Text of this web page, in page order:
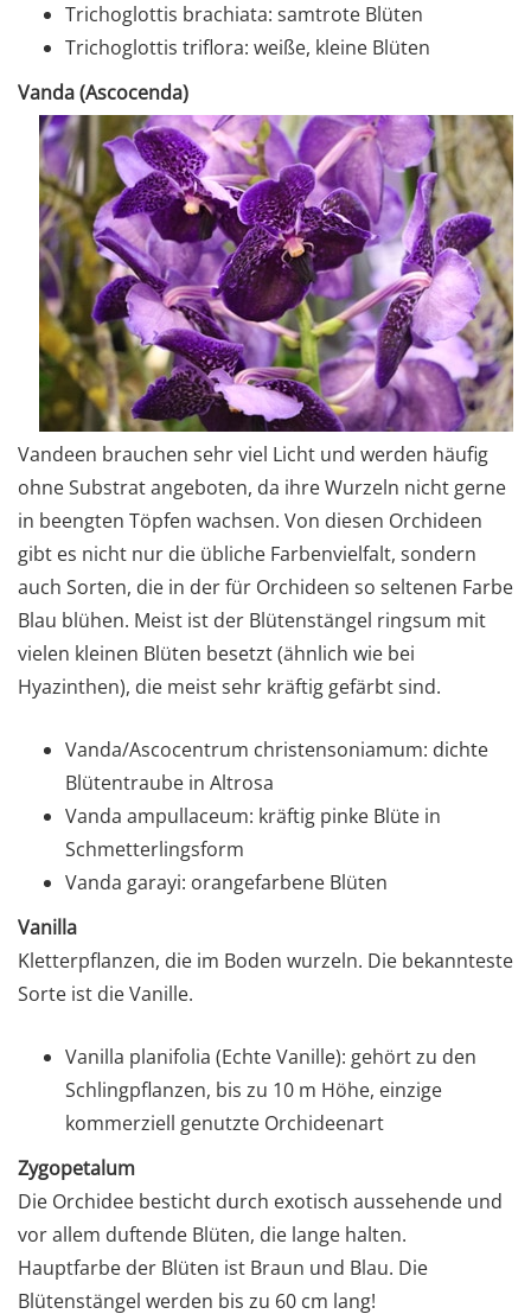
Trichoglottis brachiata: samtrote Blüten
Trichoglottis triflora: weiße, kleine Blüten
Vanda (Ascocenda)
Vandeen brauchen sehr viel Licht und werden häufig
ohne Substrat angeboten, da ihre Wurzeln nicht gerne
in beengten Töpfen wachsen. Von diesen Orchideen
gibt es nicht nur die übliche Farbenvielfalt, sondern
auch Sorten, die in der für Orchideen so seltenen Farbe
Blau blühen. Meist ist der Blütenstängel ringsum mit
vielen kleinen Blüten besetzt (ähnlich wie bei
Hyazinthen), die meist sehr kräftig gefärbt sind.
Vanda/Ascocentrum christensoniamum: dichte
Blütentraube in Altrosa
Vanda ampullaceum: kräftig pinke Blüte in
Schmetterlingsform
Vanda garayi: orangefarbene Blüten
Vanilla
Kletterpflanzen, die im Boden wurzeln. Die bekannteste
Sorte ist die Vanille.
Vanilla planifolia (Echte Vanille): gehört zu den
Schlingpflanzen, bis zu 10 m Höhe, einzige
kommerziell genutzte Orchideenart
Zygopetalum
Die Orchidee besticht durch exotisch aussehende und
vor allem duftende Blüten, die lange halten.
Hauptfarbe der Blüten ist Braun und Blau. Die
Blütenstängel werden bis zu 60 cm lang!